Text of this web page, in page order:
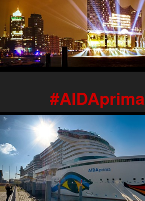
AIDAprima